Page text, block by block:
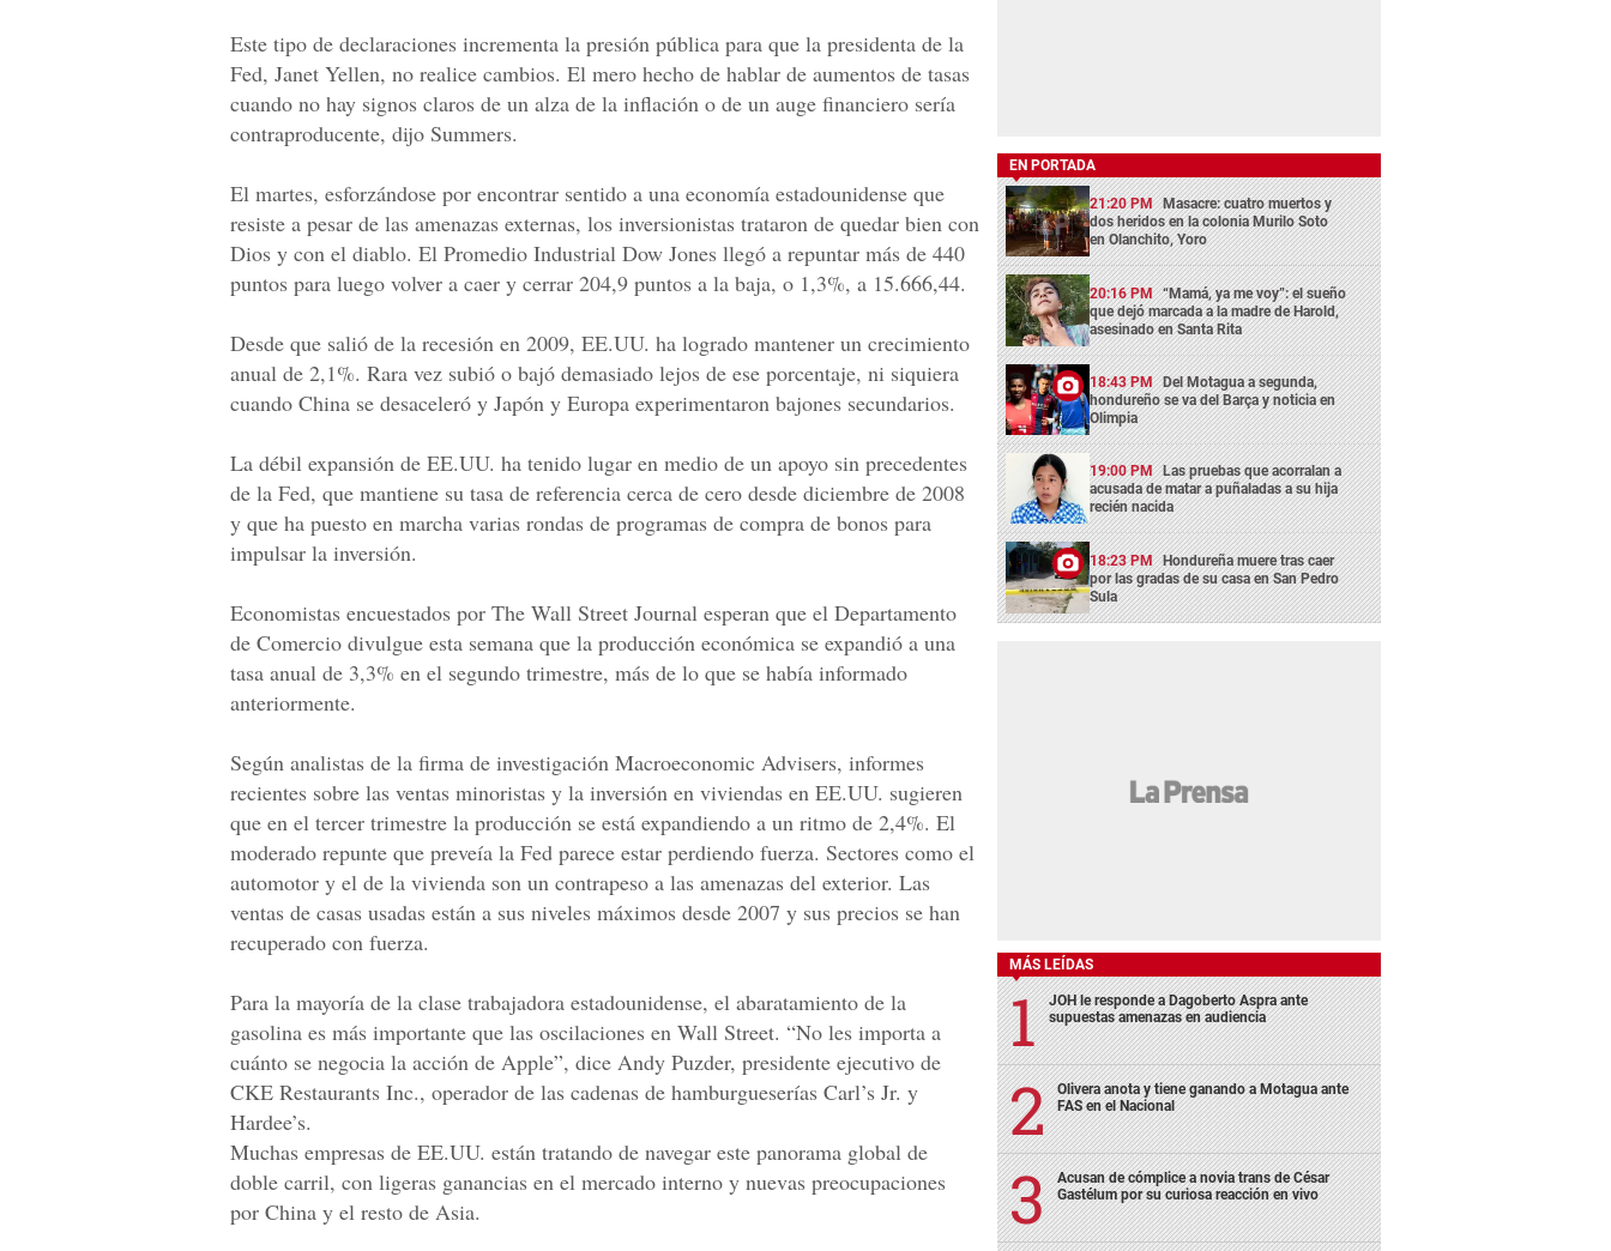
Este tipo de declaraciones incrementa la presión pública para que la presidenta de la
Fed, Janet Yellen, no realice cambios. El mero hecho de hablar de aumentos de tasas
cuando no hay signos claros de un alza de la inflación o de un auge financiero sería
contraproducente, dijo Summers.
El martes, esforzándose por encontrar sentido a una economía estadounidense que
resiste a pesar de las amenazas externas, los inversionistas trataron de quedar bien con
Dios y con el diablo. El Promedio Industrial Dow Jones llegó a repuntar más de 440
puntos para luego volver a caer y cerrar 204,9 puntos a la baja, o 1,3%, a 15.666,44.
Desde que salió de la recesión en 2009, EE.UU. ha logrado mantener un crecimiento
anual de 2,1%. Rara vez subió o bajó demasiado lejos de ese porcentaje, ni siquiera
cuando China se desaceleró y Japón y Europa experimentaron bajones secundarios.
La débil expansión de EE.UU. ha tenido lugar en medio de un apoyo sin precedentes
de la Fed, que mantiene su tasa de referencia cerca de cero desde diciembre de 2008
y que ha puesto en marcha varias rondas de programas de compra de bonos para
impulsar la inversión.
Economistas encuestados por The Wall Street Journal esperan que el Departamento
de Comercio divulgue esta semana que la producción económica se expandió a una
tasa anual de 3,3% en el segundo trimestre, más de lo que se había informado
anteriormente.
Según analistas de la firma de investigación Macroeconomic Advisers, informes
recientes sobre las ventas minoristas y la inversión en viviendas en EE.UU. sugieren
que en el tercer trimestre la producción se está expandiendo a un ritmo de 2,4%. El
moderado repunte que preveía la Fed parece estar perdiendo fuerza. Sectores como el
automotor y el de la vivienda son un contrapeso a las amenazas del exterior. Las
ventas de casas usadas están a sus niveles máximos desde 2007 y sus precios se han
recuperado con fuerza.
Para la mayoría de la clase trabajadora estadounidense, el abaratamiento de la
gasolina es más importante que las oscilaciones en Wall Street. “No les importa a
cuánto se negocia la acción de Apple”, dice Andy Puzder, presidente ejecutivo de
CKE Restaurants Inc., operador de las cadenas de hamburgueserías Carl’s Jr. y
Hardee’s.
Muchas empresas de EE.UU. están tratando de navegar este panorama global de
doble carril, con ligeras ganancias en el mercado interno y nuevas preocupaciones
por China y el resto de Asia.
EN PORTADA
21:20 PM Masacre: cuatro muertos y
dos heridos en la colonia Murilo Soto
en Olanchito, Yoro
20:16 PM “Mamá, ya me voy”: el sueño
que dejó marcada a la madre de Harold,
asesinado en Santa Rita
18:43 PM Del Motagua a segunda,
hondureño se va del Barça y noticia en
Olimpia
19:00 PM Las pruebas que acorralan a
acusada de matar a puñaladas a su hija
recién nacida
18:23 PM Hondureña muere tras caer
por las gradas de su casa en San Pedro
Sula
MÁS LEÍDAS
JOH le responde a Dagoberto Aspra ante
supuestas amenazas en audiencia
Olivera anota y tiene ganando a Motagua ante
FAS en el Nacional
Acusan de cómplice a novia trans de César
Gastélum por su curiosa reacción en vivo